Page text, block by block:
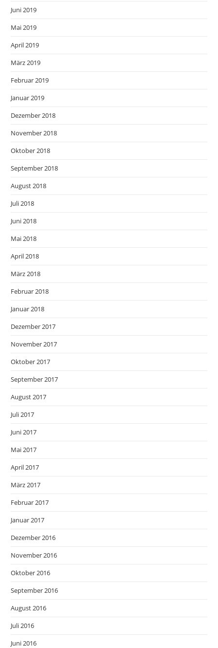
Juni 2019
Mai 2019
April 2019
März 2019
Februar 2019
Januar 2019
Dezember 2018
November 2018
Oktober 2018
September 2018
August 2018
Juli 2018
Juni 2018
Mai 2018
April 2018
März 2018
Februar 2018
Januar 2018
Dezember 2017
November 2017
Oktober 2017
September 2017
August 2017
Juli 2017
Juni 2017
Mai 2017
April 2017
März 2017
Februar 2017
Januar 2017
Dezember 2016
November 2016
Oktober 2016
September 2016
August 2016
Juli 2016
Juni 2016